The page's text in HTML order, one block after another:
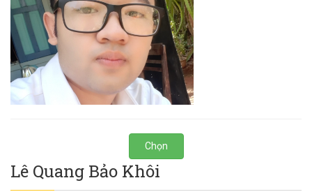
Chọn
Lê Quang Bảo Khôi